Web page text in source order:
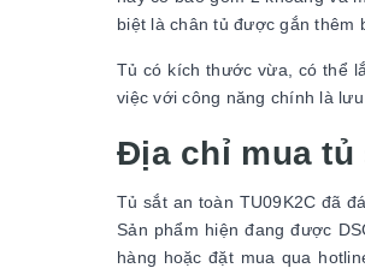
biệt là chân tủ được gắn thêm
Tủ có kích thước vừa, có thể
việc với công năng chính là
Địa chỉ mua tủ
Tủ sắt an toàn TU09K2C đã
Sản phẩm hiện đang được
hàng hoặc đặt mua qua